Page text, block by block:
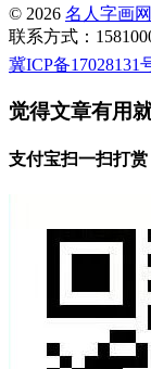
© 2026 名人字画网
联系方式：
冀ICP备17028131
觉得文章有用
支付宝扫一扫打赏